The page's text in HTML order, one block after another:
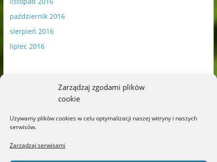
Zarządzaj zgodami plików
cookie
Używamy plików cookies w celu optymalizacji naszej witryny i naszych
serwisów.
Zarządzaj serwisami
październik 2016
sierpień 2016
lipiec 2016